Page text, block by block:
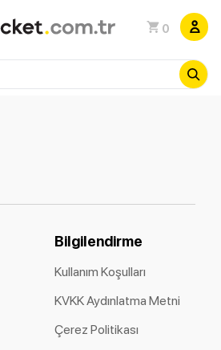
0
Bilgilendirme
Kullanım Koşulları
KVKK Aydınlatma Metni
Çerez Politikası